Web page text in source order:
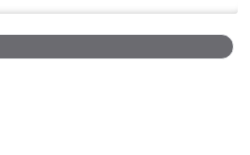
voulez tester 1of10, on a un code